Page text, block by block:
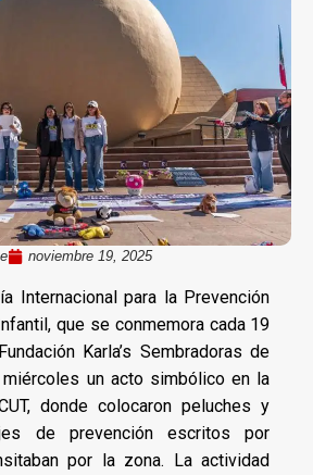
noviembre 19, 2025
Internacional para la Prevención
que se conmemora cada 19
Karla’s Sembradoras de
un acto simbólico en la
donde colocaron peluches y
de prevención escritos por
por la zona. La actividad